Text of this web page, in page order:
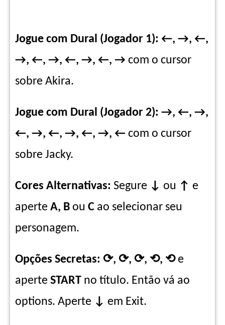
Jogue com Dural (Jogador 1): ←, →, ←,
→, ←, →, ←, →, ←, → com o cursor
sobre Akira.
Jogue com Dural (Jogador 2): →, ←, →,
←, →, ←, →, ←, →, ← com o cursor
sobre Jacky.
Cores Alternativas: Segure ↓ ou ↑ e
aperte A, B ou C ao selecionar seu
personagem.
Opções Secretas: ⟳, ⟳, ⟳, ⟲, ⟲ e
aperte START no título. Então vá ao
options. Aperte ↓ em Exit.